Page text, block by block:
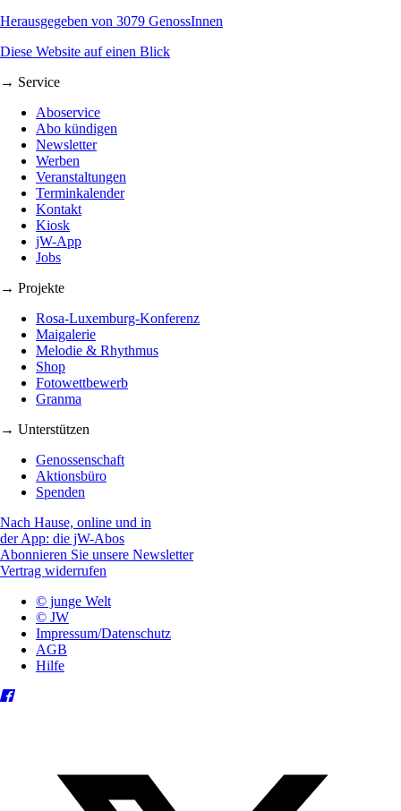
Herausgegeben von 3079 GenossInnen
Diese Website auf einen Blick
→ Service
Aboservice
Abo kündigen
Newsletter
Werben
Veranstaltungen
Terminkalender
Kontakt
Kiosk
jW-App
Jobs
→ Projekte
Rosa-Luxemburg-Konferenz
Maigalerie
Melodie & Rhythmus
Shop
Fotowettbewerb
Granma
→ Unterstützen
Genossenschaft
Aktionsbüro
Spenden
Nach Hause, online und in
der App: die jW-Abos
Abonnieren Sie unsere Newsletter
Vertrag widerrufen
© junge Welt
© JW
Impressum/Datenschutz
AGB
Hilfe